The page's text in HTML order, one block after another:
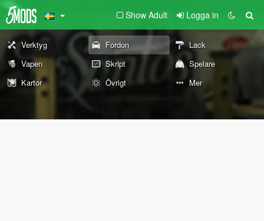
Show Adult Logga in
Verktyg Fordon
Lack
Vapen
Skript
Spelare
Kartor
Övrigt Mer